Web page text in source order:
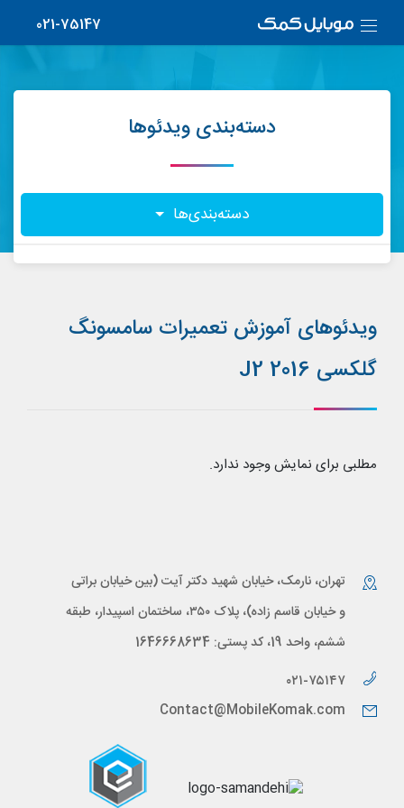
021-75147
دسته‌بندی ویدئوها
دسته‌بندی‌ها
ویدئوهای آموزش تعمیرات سامسونگ
گلکسی J2 2016
مطلبی برای نمایش وجود ندارد.
تهران، نارمک، خیابان شهید دکتر آیت (بین خیابان براتی
و خیابان قاسم زاده)، پلاک ۳۵۰، ساختمان اسپیدار، طبقه
ششم، واحد 19، کد پستی: 1646668634
۰۲۱-۷۵۱۴۷
Contact@MobileKomak.com